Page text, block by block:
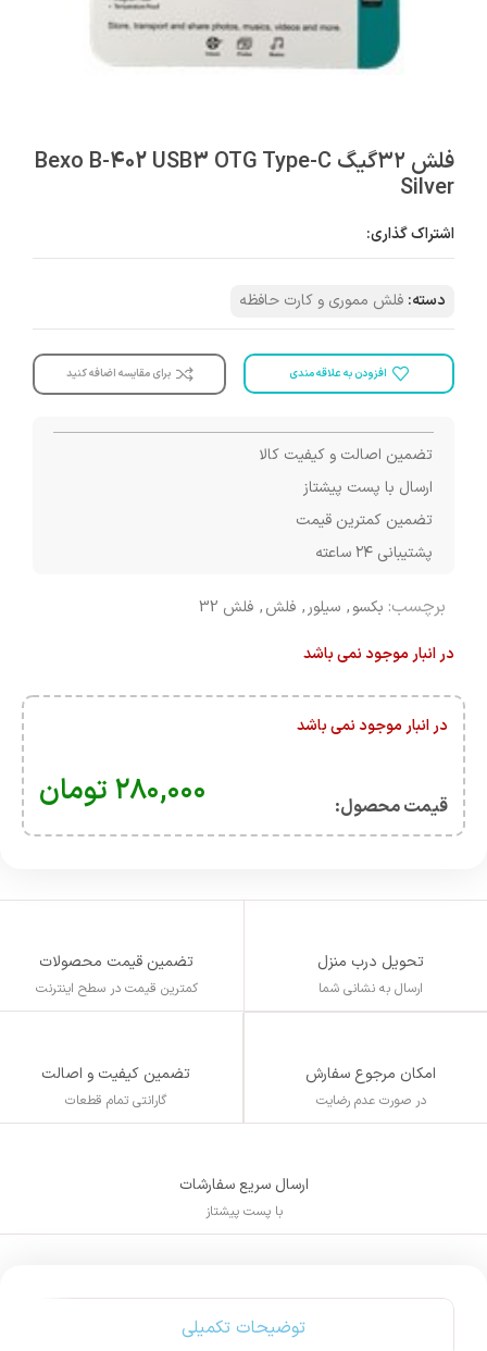
فلش ۳۲گیگ Bexo B-402 USB3 OTG Type-C
Silver
اشتراک گذاری:
دسته: فلش مموری و کارت حافظه
افزودن به علاقه مندی برای مقایسه اضافه کنید
تضمین اصالت و کیفیت کالا
ارسال با پست پیشتاز
تضمین کمترین قیمت
پشتیبانی ۲۴ ساعته
برچسب: بکسو, سیلور , فلش, فلش 32
در انبار موجود نمی باشد
در انبار موجود نمی باشد
قیمت محصول:​ ۲۸۰,۰۰۰ تومان
تحویل درب منزل
ارسال به نشانی شما
تضمین قیمت محصولات
کمترین قیمت در سطح اینترنت
امکان مرجوع سفارش
در صورت عدم رضایت
تضمین کیفیت و اصالت
گارانتی تمام قطعات
ارسال سریع سفارشات
با پست پیشتاز
توضیحات تکمیلی